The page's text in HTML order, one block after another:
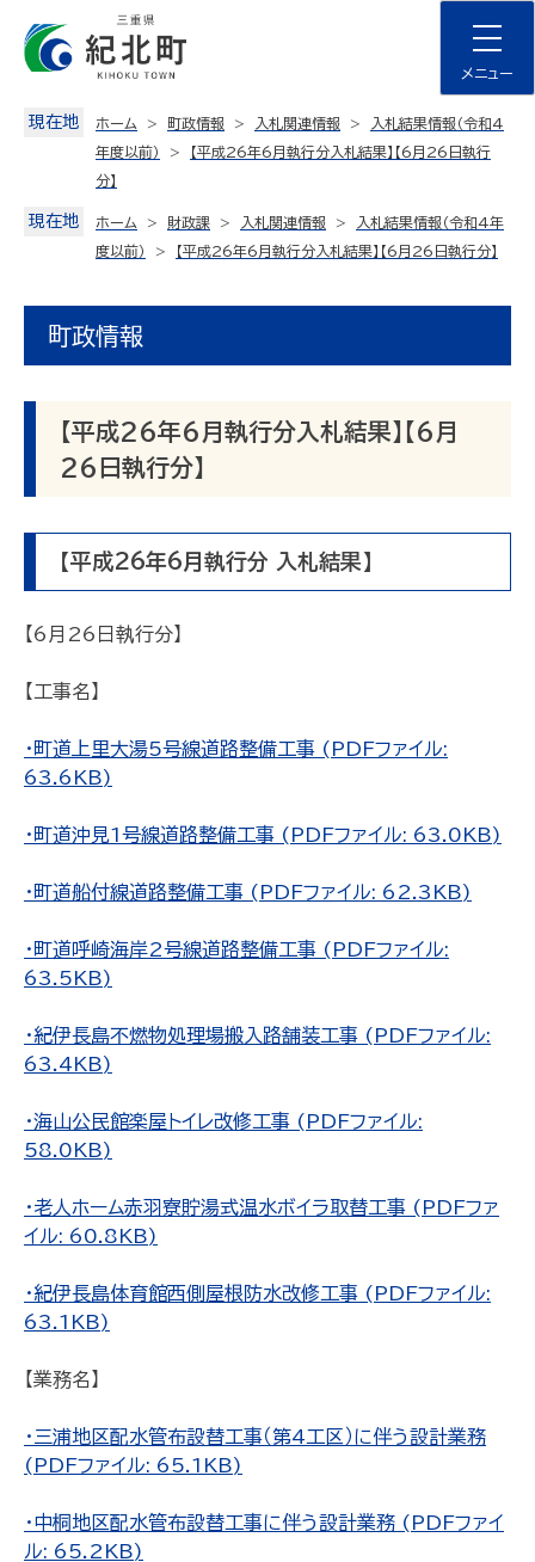
content
メニュー
現在地 ホーム 町政情報 入札関連情報
入札結果情報（令和4
年度以前）
【平成26年6月執行分入札結果】【6月26日執行
分】
現在地 ホーム 財政課 入札関連情報
入札結果情報（令和4年
度以前）
【平成26年6月執行分入札結果】【6月26日執行分】
町政情報
【平成26年6月執行分入札結果】【6月
26日執行分】
【平成26年6月執行分 入札結果】
【6月26日執行分】
【工事名】
・町道上里大湯5号線道路整備工事 (PDFファイル:
63.6KB)
・町道沖見1号線道路整備工事 (PDFファイル: 63.0KB)
・町道船付線道路整備工事 (PDFファイル: 62.3KB)
・町道呼崎海岸2号線道路整備工事 (PDFファイル:
63.5KB)
・紀伊長島不燃物処理場搬入路舗装工事 (PDFファイル:
63.4KB)
・海山公民館楽屋トイレ改修工事 (PDFファイル:
58.0KB)
・老人ホーム赤羽寮貯湯式温水ボイラ取替工事 (PDFファ
イル: 60.8KB)
・紀伊長島体育館西側屋根防水改修工事 (PDFファイル:
63.1KB)
【業務名】
・三浦地区配水管布設替工事（第4工区）に伴う設計業務
(PDFファイル: 65.1KB)
・中桐地区配水管布設替工事に伴う設計業務 (PDFファイ
ル: 65.2KB)